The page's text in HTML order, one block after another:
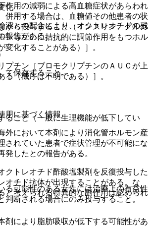
化
液との配合により、オクトレオチドの残
報告がある。
て保存すること。
に基づく情報
において本剤により消化管ホルモン産
されていた患者で症状管理が不可能にな
発したとの報告がある。
トレオチド酢酸塩製剤を反復投与した
オチド抗体が出現することがある。な
と考えられる特異的な副作用は認められ
により脂肪吸収が低下する可能性があ
作用の減弱による高血糖症状があらわれ
併用する場合は、血糖値その他患者の状
がら投与すること（インスリン、グルカ
ン等互いに拮抗的に調節作用をもつホル
変化することがある）］。
チン［ブロモクリプチンのＡＵＣが上
る（機序は不明である）］。
ること（一般に生理機能が低下してい
る可能性のある女性には治療上の有益性
判断される場合にのみ投与すること。